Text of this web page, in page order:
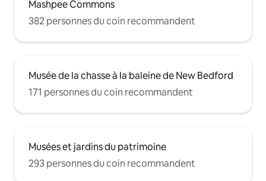
Mashpee Commons
382 personnes du coin recommandent
Musée de la chasse à la baleine de New Bedford
171 personnes du coin recommandent
Musées et jardins du patrimoine
293 personnes du coin recommandent